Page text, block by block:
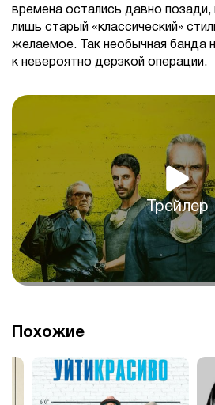
времена остались давно позади,
лишь старый «классический»
желаемое. Так необычная банда
к невероятно дерзкой операции.
Трейлер
Похожие